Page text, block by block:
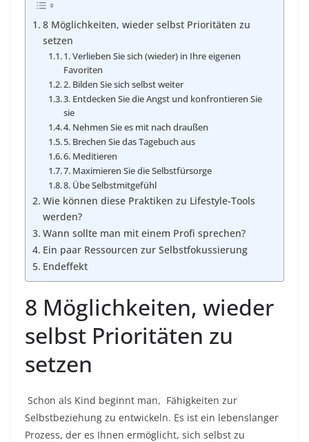
8 Möglichkeiten, wieder selbst Prioritäten zu
setzen
1. Verlieben Sie sich (wieder) in Ihre eigenen
Favoriten
2. Bilden Sie sich selbst weiter
3. Entdecken Sie die Angst und konfrontieren Sie
sie
4. Nehmen Sie es mit nach draußen
5. Brechen Sie das Tagebuch aus
6. Meditieren
7. Maximieren Sie die Selbstfürsorge
8. Übe Selbstmitgefühl
Wie können diese Praktiken zu Lifestyle-Tools
werden?
Wann sollte man mit einem Profi sprechen?
Ein paar Ressourcen zur Selbstfokussierung
Endeffekt
8 Möglichkeiten, wieder
selbst Prioritäten zu
setzen
Schon als Kind beginnt man, Fähigkeiten zur
Selbstbeziehung zu entwickeln. Es ist ein lebenslanger
Prozess, der es Ihnen ermöglicht, sich selbst zu